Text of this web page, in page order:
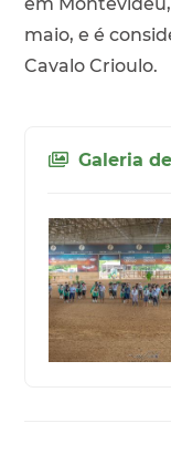
maio, e é
Cavalo Crioulo.
Galeria